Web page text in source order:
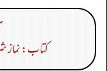
کتاب: نماز